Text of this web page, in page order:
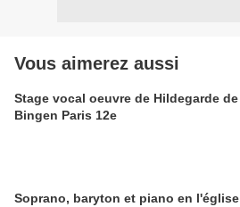
Vous aimerez aussi
Stage vocal oeuvre de Hildegarde de
Bingen Paris 12e
Soprano, baryton et piano en l'église